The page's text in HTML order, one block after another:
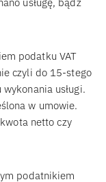
usługę, bądź
podatku VAT
czyli do 15-stego
usługi.
w umowie.
netto czy
podatnikiem